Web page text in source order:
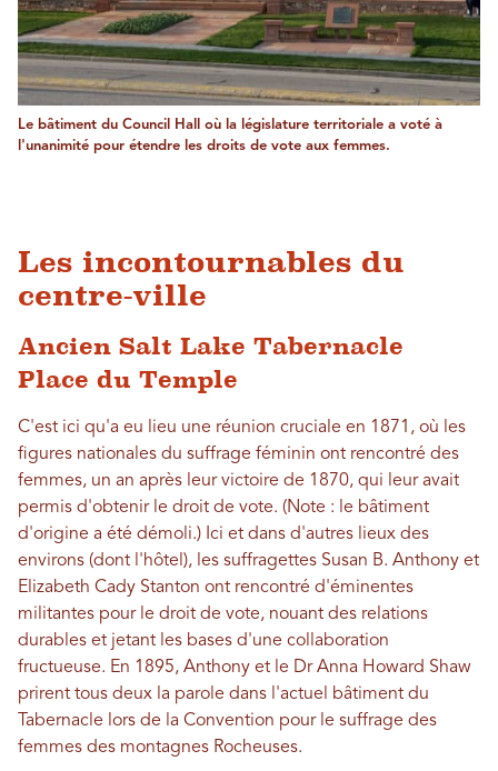
Le bâtiment du Council Hall où la législature territoriale a voté à
l'unanimité pour étendre les droits de vote aux femmes.
Les incontournables du
centre-ville
Ancien Salt Lake Tabernacle
Place du Temple
C'est ici qu'a eu lieu une réunion cruciale en 1871, où les
figures nationales du suffrage féminin ont rencontré des
femmes, un an après leur victoire de 1870, qui leur avait
permis d'obtenir le droit de vote. (Note : le bâtiment
d'origine a été démoli.) Ici et dans d'autres lieux des
environs (dont l'hôtel), les suffragettes Susan B. Anthony et
Elizabeth Cady Stanton ont rencontré d'éminentes
militantes pour le droit de vote, nouant des relations
durables et jetant les bases d'une collaboration
fructueuse. En 1895, Anthony et le Dr Anna Howard Shaw
prirent tous deux la parole dans l'actuel bâtiment du
Tabernacle lors de la Convention pour le suffrage des
femmes des montagnes Rocheuses.